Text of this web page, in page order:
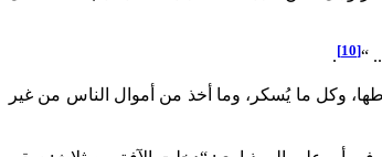
“
[10]
.
وكل ما يُسكر، وما أخذ من أموال الناس من غير